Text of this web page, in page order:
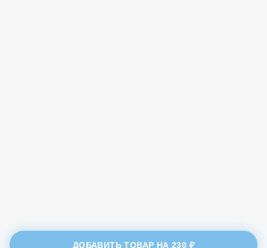
ДОБАВИТЬ ТОВАР НА230 ₽